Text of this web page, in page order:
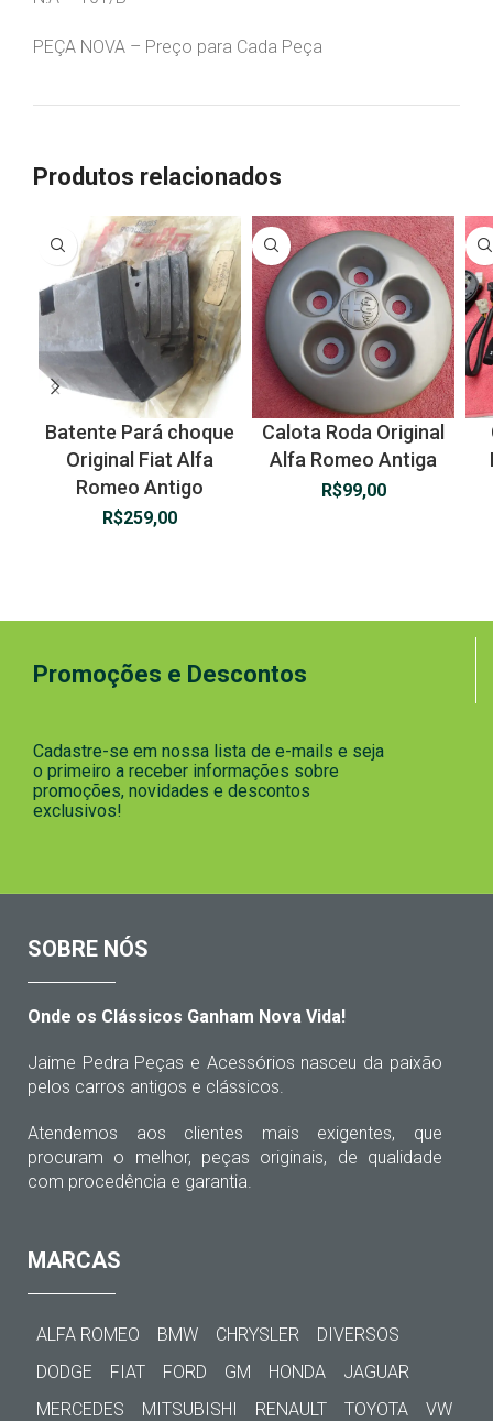
PEÇA NOVA – Preço para Cada Peça
Produtos relacionados
Batente Pará choque
Original Fiat Alfa
Romeo Antigo
R$259,00
Calota Roda Original
Alfa Romeo Antiga
R$99,00
Promoções e Descontos
Cadastre-se em nossa lista de e-mails e seja
o primeiro a receber informações sobre
promoções, novidades e descontos
exclusivos!
SOBRE NÓS
Onde os Clássicos Ganham Nova Vida!
Jaime Pedra Peças e Acessórios nasceu da paixão
pelos carros antigos e clássicos.
Atendemos aos clientes mais exigentes, que
procuram o melhor, peças originais, de qualidade
com procedência e garantia.
MARCAS
ALFA ROMEO BMW CHRYSLER
DIVERSOS
DODGE
FIAT FORD GM HONDA
JAGUAR
MERCEDES
MITSUBISHI RENAULT TOYOTA
VW